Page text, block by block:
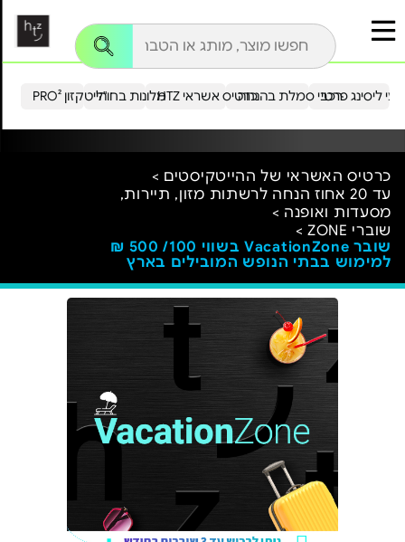
הייטקזון PRO²מלונות בחו"ל כרטיס אשראי HTZ ליסינג פרטירכבי סמלת בהנחה
כרטיס האשראי של ההייטקיסטים >
עד 20 אחוז הנחה לרשתות מזון, תיירות,
מסעדות ואופנה >
שוברי ZONE >
שובר VacationZone בשווי 100/ 500 ₪
למימוש בבתי הנופש המובילים בארץ